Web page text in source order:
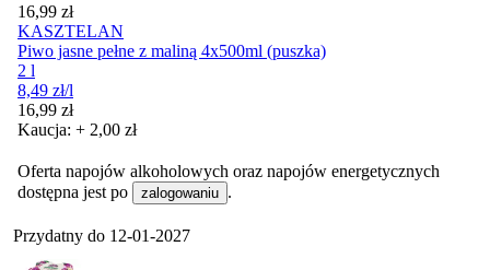
Cena
16,99 zł
KASZTELAN
Piwo jasne pełne z maliną 4x500ml (puszka)
2 l
8,49 zł/l
Cena
16,99 zł
Kaucja: + 2,00 zł
Oferta napojów alkoholowych oraz napojów energetycznych
dostępna jest po
zalogowaniu .
Przydatny do 12-01-2027